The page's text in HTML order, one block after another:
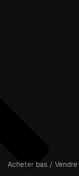
Acheter bas /